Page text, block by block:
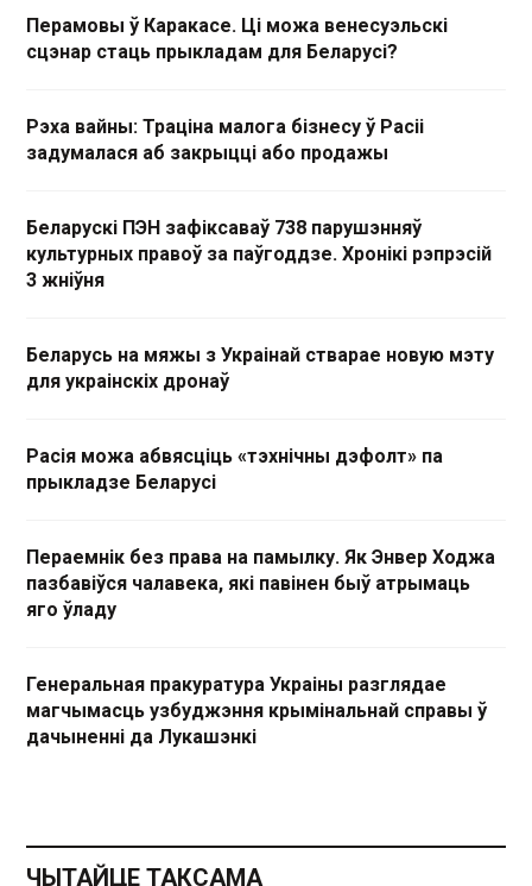
Перамовы ў Каракасе. Ці можа венесуэльскі
сцэнар стаць прыкладам для Беларусі?
Рэха вайны: Траціна малога бізнесу ў Расіі
задумалася аб закрыцці або продажы
Беларускі ПЭН зафіксаваў 738 парушэнняў
культурных правоў за паўгоддзе. Хронікі рэпрэсій
3 жніўня
Беларусь на мяжы з Украінай стварае новую мэту
для украінскіх дронаў
Расія можа абвясціць «тэхнічны дэфолт» па
прыкладзе Беларусі
Пераемнік без права на памылку. Як Энвер Ходжа
пазбавіўся чалавека, які павінен быў атрымаць
яго ўладу
Генеральная пракуратура Украіны разглядае
магчымасць узбуджэння крымінальнай справы ў
дачыненні да Лукашэнкі
ЧЫТАЙЦЕ ТАКСАМА